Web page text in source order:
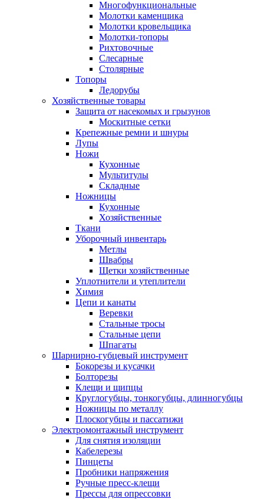
Многофункциональные
Молотки каменщика
Молотки кровельщика
Молотки-топоры
Рихтовочные
Слесарные
Столярные
Топоры
Ледорубы
Хозяйственные товары
Защита от насекомых и грызунов
Москитные сетки
Крепежные ремни и шнуры
Лупы
Ножи
Кухонные
Мультитулы
Складные
Ножницы
Кухонные
Хозяйственные
Ткани
Уборочный инвентарь
Метлы
Швабры
Щетки хозяйственные
Уплотнители и утеплители
Химия
Цепи и канаты
Веревки
Стальные тросы
Стальные цепи
Шпагаты
Шарнирно-губцевый инструмент
Бокорезы и кусачки
Болторезы
Клещи и щипцы
Круглогубцы, тонкогубцы, длинногубцы
Ножницы по металлу
Плоскогубцы и пассатижи
Электромонтажный инструмент
Для снятия изоляции
Кабелерезы
Пинцеты
Пробники напряжения
Ручные пресс-клещи
Прессы для опрессовки